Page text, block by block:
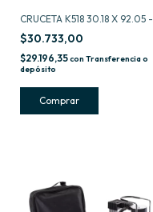
CRUCETA K518 30.18 X 92.05 -
$30.733,00
$29.196,35con Transferencia o
depósito